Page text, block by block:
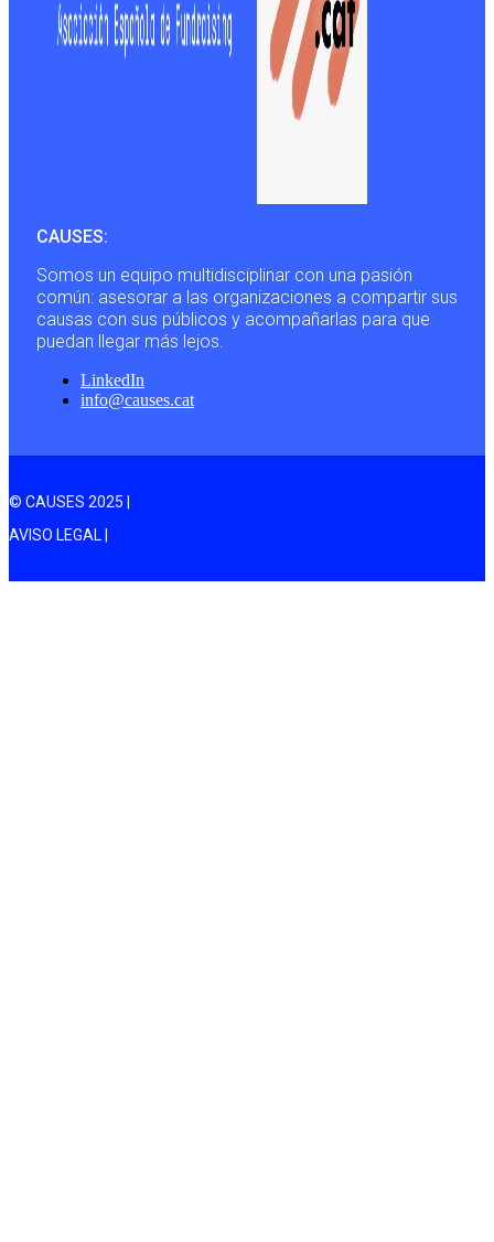
CAUSES:
Somos un equipo multidisciplinar con una pasión
común: asesorar a las organizaciones a compartir sus
causas con sus públicos y acompañarlas para que
puedan llegar más lejos.
LinkedIn
info@causes.cat
© CAUSES 2025 |
AVISO LEGAL |